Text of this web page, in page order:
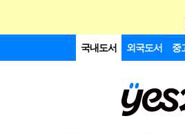
국내도서 외국도서 중